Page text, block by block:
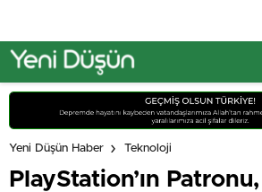
Yeni Düşün Haber Teknoloji
PlayStation’ın